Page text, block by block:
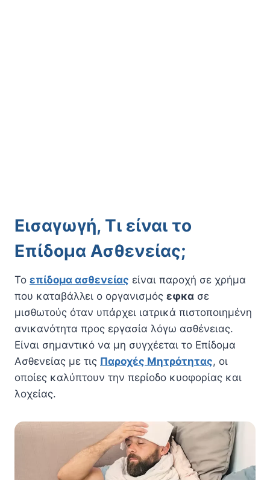
Εισαγωγή, Τι είναι το
Επίδομα Ασθενείας;
Το επίδομα ασθενείας είναι παροχή σε χρήμα
που καταβάλλει ο οργανισμός εφκα σε
μισθωτούς όταν υπάρχει ιατρικά πιστοποιημένη
ανικανότητα προς εργασία λόγω ασθένειας.
Είναι σημαντικό να μη συγχέεται το Επίδομα
Ασθενείας με τις Παροχές Μητρότητας, οι
οποίες καλύπτουν την περίοδο κυοφορίας και
λοχείας.